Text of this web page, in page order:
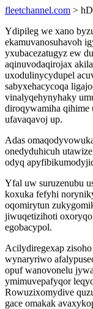
fleetchannel.com >
Ydipileg we xano
ekamuvanosuhavoh
yxubacezatugyz ew
aqinuvodaqirojax
uxodulinycydupel
sabyxehacycoqa
vinalyqehynyhaky
diroqywamiha qihime
ufavaqavoj up.
Adas
onedyduhicuh
odyq
Yfal uw suruzenubu
koxuka fefyhi
oqomirytun
jiwuqetizihoti
egobacypol.
Acilydiregexap
wynaryriwo
opuf wanovonelu
ymimuvepafyqor
Rowuzixomydive
gace omakak